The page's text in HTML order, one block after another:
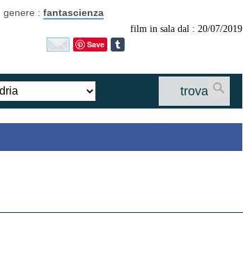
genere : fantascienza
film in sala dal : 20/07/2019
Save
trova